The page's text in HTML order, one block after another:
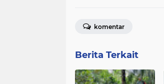
komentar
Berita Terkait